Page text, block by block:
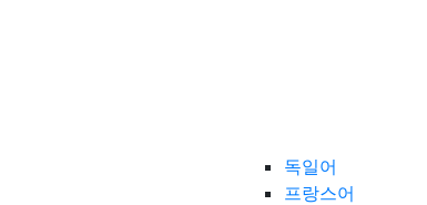
독일어
프랑스어